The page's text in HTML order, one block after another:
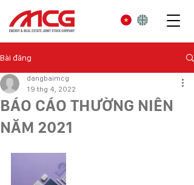
Bài đăng
BÁO CÁO THƯỜNG NIÊN
NĂM 2021
dangbaimcg
19 thg 4, 2022